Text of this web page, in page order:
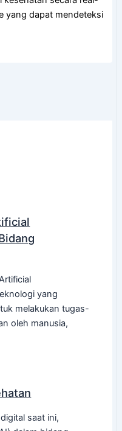
yang dapat mendeteksi
yang
melakukan tugas-
oleh manusia,
saat ini,